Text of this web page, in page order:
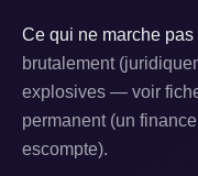
Ce qui ne marche pas
brutalement
explosives — voir
permanent (un
escompte).